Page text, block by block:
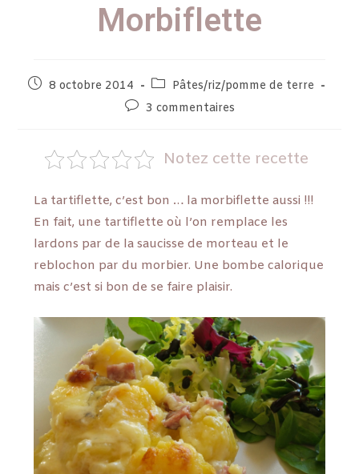
Morbiflette
8 octobre 2014
Pâtes/riz/pomme de terre
3 commentaires
Notez cette recette
La tartiflette, c’est bon … la morbiflette aussi !!!
En fait, une tartiflette où l’on remplace les
lardons par de la saucisse de morteau et le
reblochon par du morbier. Une bombe calorique
mais c’est si bon de se faire plaisir.